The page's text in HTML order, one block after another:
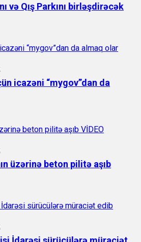
və Qış Parkını birləşdirəcək
icazəni “mygov”dan da
üzərinə beton pilitə aşıb